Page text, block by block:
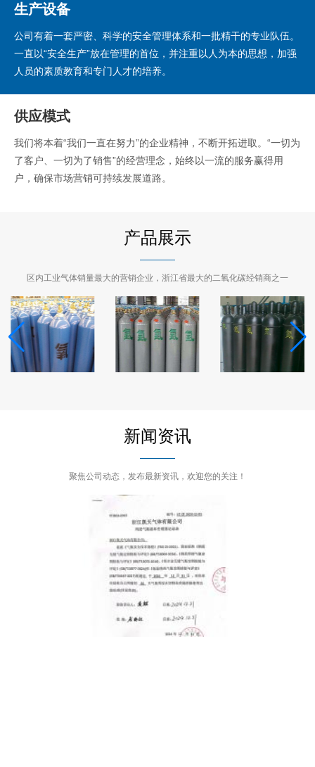
生产设备
公司有着一套严密、科学的安全管理体系和一批精干的专业队伍。
一直以“安全生产”放在管理的首位，并注重以人为本的思想，加强
人员的素质教育和专门人才的培养。
供应模式
我们将本着“我们一直在努力”的企业精神，不断开拓进取。“一切为
了客户、一切为了销售”的经营理念，始终以一流的服务赢得用
户，确保市场营销可持续发展道路。
产品展示
区内工业气体销量最大的营销企业，浙江省最大的二氧化碳经销商之一
新闻资讯
聚焦公司动态，发布最新资讯，欢迎您的关注！